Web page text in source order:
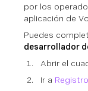
por los
aplicación de
Puedes
desarrollador
Abrir el
Ir a